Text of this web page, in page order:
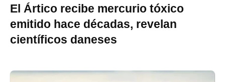
El Ártico recibe mercurio tóxico
emitido hace décadas, revelan
científicos daneses